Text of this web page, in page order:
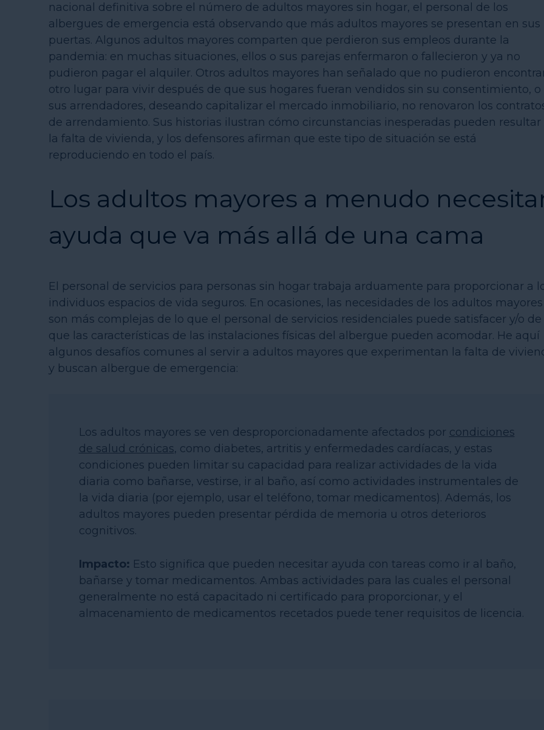
nacional definitiva sobre el número de adultos mayores sin hogar, el personal de los
albergues de emergencia está observando que más adultos mayores se presentan en sus
puertas. Algunos adultos mayores comparten que perdieron sus empleos durante la
pandemia: en muchas situaciones, ellos o sus parejas enfermaron o fallecieron y ya no
pudieron pagar el alquiler. Otros adultos mayores han señalado que no pudieron
otro lugar para vivir después de que sus hogares fueran vendidos sin su consentimiento, o
sus arrendadores, deseando capitalizar el mercado inmobiliario, no renovaron los
de arrendamiento. Sus historias ilustran cómo circunstancias inesperadas pueden resultar
la falta de vivienda, y los defensores afirman que este tipo de situación se está
reproduciendo en todo el país.
Los adultos mayores a menudo
ayuda que va más allá de una cama
El personal de servicios para personas sin hogar trabaja arduamente para proporcionar a
individuos espacios de vida seguros. En ocasiones, las necesidades de los adultos mayores
son más complejas de lo que el personal de servicios residenciales puede satisfacer y/o de
que las características de las instalaciones físicas del albergue pueden acomodar. He aquí
algunos desafíos comunes al servir a adultos mayores que experimentan la falta de
y buscan albergue de emergencia:
Los adultos mayores se ven desproporcionadamente afectados por condiciones
de salud crónicas, como diabetes, artritis y enfermedades cardíacas, y estas
condiciones pueden limitar su capacidad para realizar actividades de la vida
diaria como bañarse, vestirse, ir al baño, así como actividades instrumentales de
la vida diaria (por ejemplo, usar el teléfono, tomar medicamentos). Además, los
adultos mayores pueden presentar pérdida de memoria u otros deterioros
cognitivos.
Impacto: Esto significa que pueden necesitar ayuda con tareas como ir al baño,
bañarse y tomar medicamentos. Ambas actividades para las cuales el personal
generalmente no está capacitado ni certificado para proporcionar, y el
almacenamiento de medicamentos recetados puede tener requisitos de licencia.